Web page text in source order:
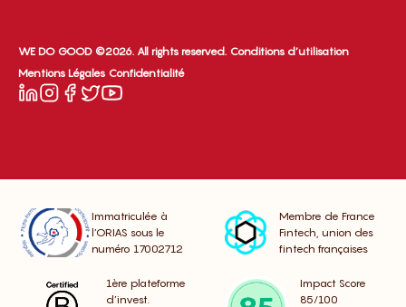
WE DO GOOD ©2026. All rights reserved. Conditions d’utilisation
Mentions Légales Confidentialité
Immatriculée à
l’ORIAS sous le
numéro 17002712
Membre de France
Fintech, union des
fintech françaises
1ère plateforme
d’invest.
Impact Score
85/100